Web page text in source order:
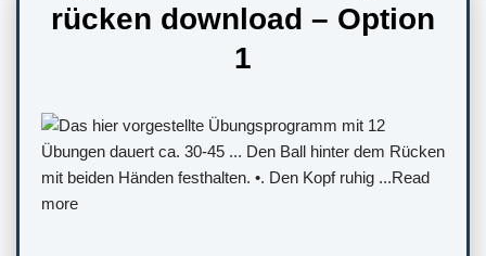
rücken download – Option
1